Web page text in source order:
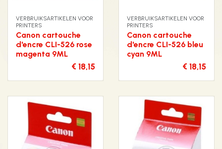
VERBRUIKSARTIKELEN VOOR
PRINTERS
Canon cartouche
d'encre CLI-526 rose
magenta 9ML
€ 18,15
VERBRUIKSARTIKELEN VOOR
PRINTERS
Canon cartouche
d'encre CLI-526 bleu
cyan 9ML
€ 18,15